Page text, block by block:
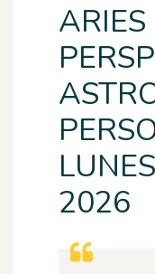
ARIES
2026